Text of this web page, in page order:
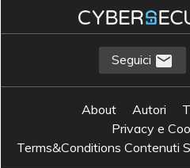
Seguici
About Autori
Privacy e
Terms&Conditions Contenuti